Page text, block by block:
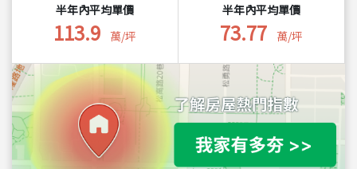
半年內平均單價
113.9 萬/坪
半年內平均單價
73.77 萬/坪